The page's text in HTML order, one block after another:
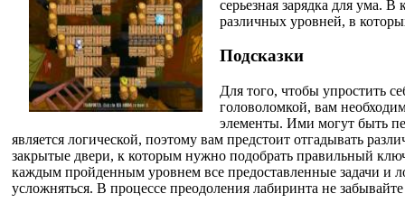
серьезная зарядка для ума.
различных уровней, в
Подсказки
Для того, чтобы упростить
головоломкой, вам
элементы. Ими могут быть
является логической, поэтому вам предстоит отгадывать
закрытые двери, к которым нужно подобрать правильный
каждым пройденным уровнем все предоставленные задачи и
усложняться. В процессе преодоления лабиринта не